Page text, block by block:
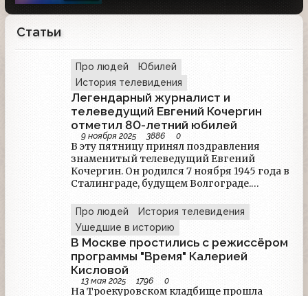
Статьи
Про людей
Юбилей
История телевидения
Легендарный журналист и
телеведущий Евгений Кочергин
отметил 80-летний юбилей
9 ноября 2025 3886 0
В эту пятницу принял поздравления
знаменитый телеведущий Евгений
Кочергин. Он родился 7 ноября 1945 года в
Сталинграде, будущем Волгограде.
уехал работать в Якутию, где позже нашёл
себя диктором на радио. Оттуда он
перешёл сначала на местное телевидение,
а спустя время - на Центральное. После
крушения СССР он нашёл себя на новом
российском телевидении - успел
поработать в "Деловой России" канала
Про людей
История телевидения
Ушедшие в историю
В Москве простились с режиссёром
программы "Время" Калерией
Кисловой
13 мая 2025 1796 0
На Троекуровском кладбище прошла